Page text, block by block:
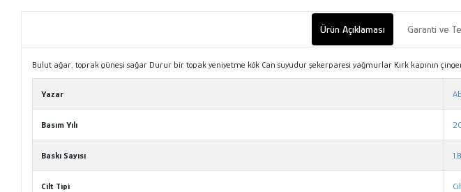
Ürün Açıklaması Garanti ve
Bulut ağar, toprak güneşi sağar Durur bir topak yeniyetme kök Can suyudur şekerparesi yağmurlar Kırk kapının
Yazar
Basım Yılı
Baskı Sayısı
Cilt Tipi